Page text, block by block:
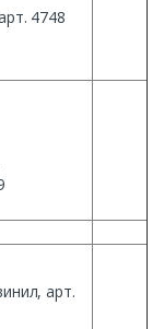
4748
арт.